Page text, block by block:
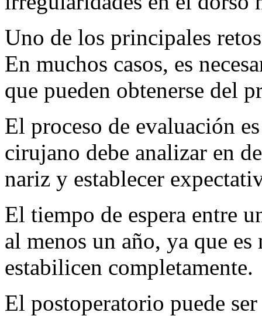
Uno de los principales
En muchos casos, es
que pueden obtenerse del
El proceso de evaluación
cirujano debe analizar en
nariz y establecer
El tiempo de espera entre
al menos un año, ya que
estabilicen completamente.
El postoperatorio puede